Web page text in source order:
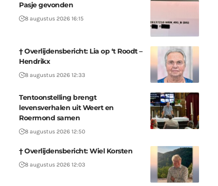
Pasje gevonden
8 augustus 2026 16:15
† Overlijdensbericht: Lia op ‘t Roodt –
Hendrikx
8 augustus 2026 12:33
Tentoonstelling brengt
levensverhalen uit Weert en
Roermond samen
8 augustus 2026 12:50
† Overlijdensbericht: Wiel Korsten
8 augustus 2026 12:03